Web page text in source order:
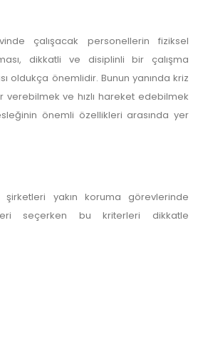
çalışacak personellerin fiziksel
dikkatli ve disiplinli bir çalışma
oldukça önemlidir. Bunun yanında kriz
verebilmek ve hızlı hareket edebilmek
önemli özellikleri arasında yer
şirketleri yakın koruma görevlerinde
seçerken bu kriterleri dikkatle